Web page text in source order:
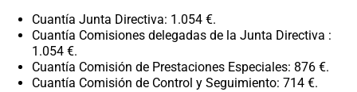
Cuantía Junta Directiva: 1.054 €.
Cuantía Comisiones delegadas de la Junta Directiva :
1.054 €.
Cuantía Comisión de Prestaciones Especiales: 876 €.
Cuantía​ Comisión de Control y Seguimiento: 714 €.